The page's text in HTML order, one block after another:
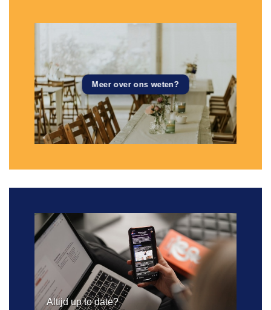
Meer over ons weten?
Altijd up to date?